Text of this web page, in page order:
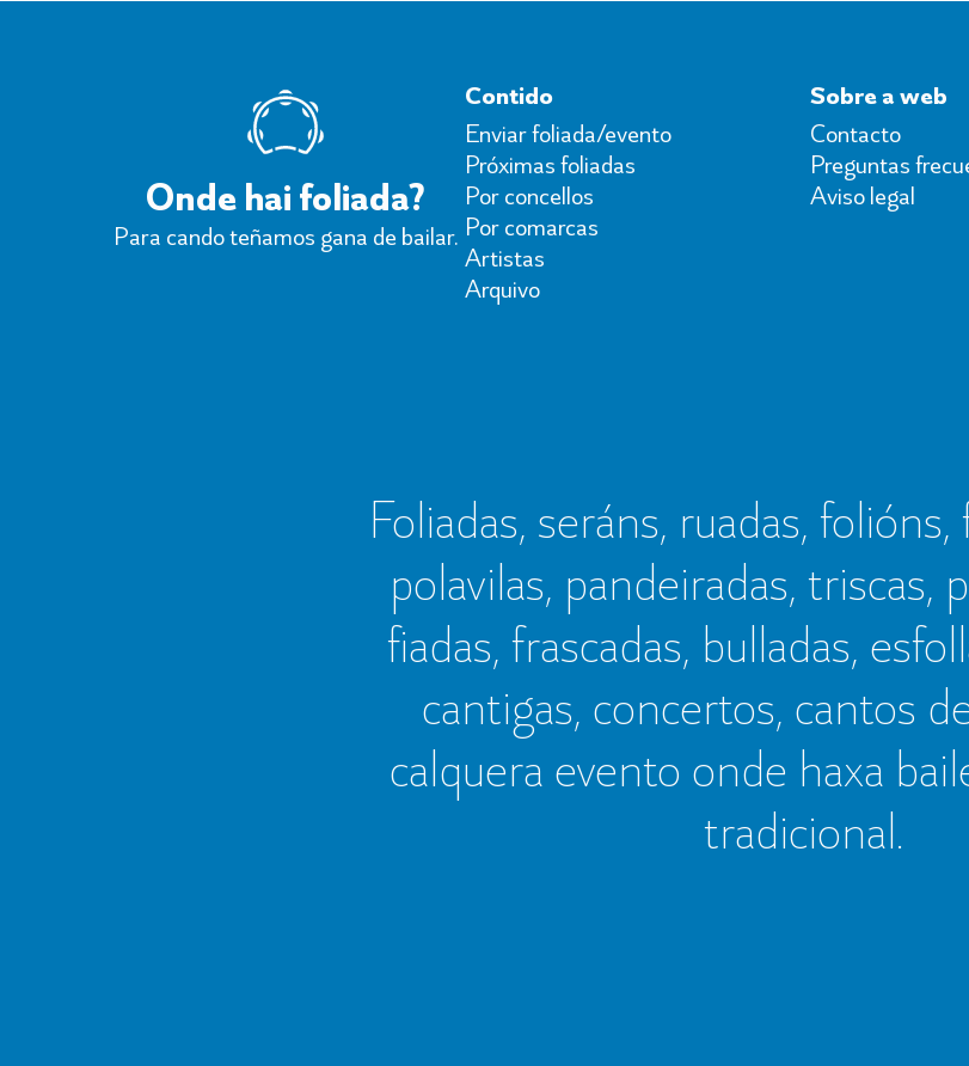
Onde hai foliada?
Para cando teñamos gana de bailar.
Contido
Enviar foliada/evento
Próximas foliadas
Por concellos
Por comarcas
Artistas
Arquivo
Sobre a web
Contacto
Preguntas
Aviso legal
Foliadas, seráns, ruadas,
polavilas, pandeiradas, triscas,
fiadas, frascadas, bulladas,
cantigas, concertos, cantos
calquera evento onde haxa
tradicional.